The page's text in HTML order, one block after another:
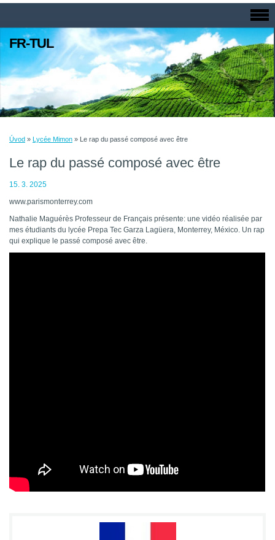
FR-TUL
Úvod » Lycée Mimon » Le rap du passé composé avec être
Le rap du passé composé avec être
15. 3. 2025
www.parismonterrey.com
Nathalie Maguérès Professeur de Français présente: une vidéo réalisée par
mes étudiants du lycée Prepa Tec Garza Lagüera, Monterrey, México. Un rap
qui explique le passé composé avec être.